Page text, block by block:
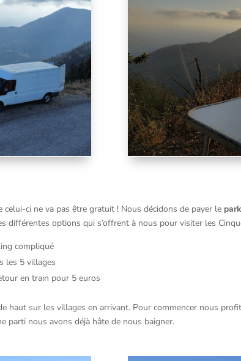
ci ne va pas être gratuit ! Nous décidons de payer le
différentes options qui s’offrent à nous pour visiter les
compliqué
les 5 villages
en train pour 5 euros
haut sur les villages en arrivant. Pour commencer nous
parti nous avons déjà hâte de nous baigner.